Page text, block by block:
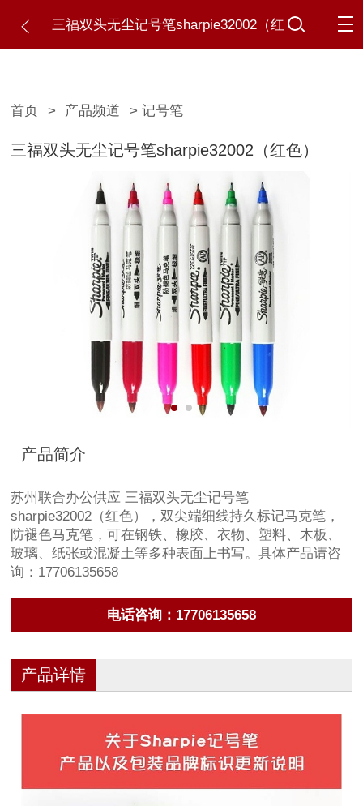
三福双头无尘记号笔sharpie32002（红
首页 > 产品频道 > 记号笔
三福双头无尘记号笔sharpie32002（红色）
产品简介
苏州联合办公供应 三福双头无尘记号笔
sharpie32002（红色），双尖端细线持久标记马克笔，
防褪色马克笔，可在钢铁、橡胶、衣物、塑料、木板、
玻璃、纸张或混凝土等多种表面上书写。具体产品请咨
询：17706135658
电话咨询：17706135658
产品详情